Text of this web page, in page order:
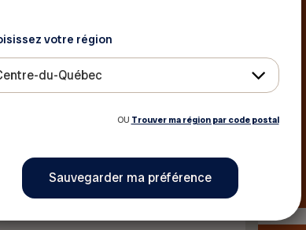
date de
résident lui sont
la collecte de ces
encore pour le
En effet, plus il y a
le risque
Les
parvenir ces
sécurisé) ou par la
votre région
du-Québec
OU Trouver ma région par code postal